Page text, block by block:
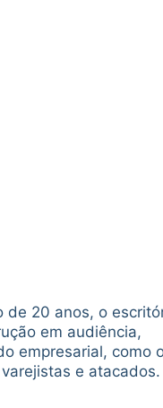
de 20 anos, o
em audiência,
empresarial, como
e atacados.